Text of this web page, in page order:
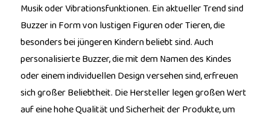
Musik oder Vibrationsfunktionen. Ein aktueller Trend sind
Buzzer in Form von lustigen Figuren oder Tieren, die
besonders bei jüngeren Kindern beliebt sind. Auch
personalisierte Buzzer, die mit dem Namen des Kindes
oder einem individuellen Design versehen sind, erfreuen
sich großer Beliebtheit. Die Hersteller legen großen Wert
auf eine hohe Qualität und Sicherheit der Produkte, um